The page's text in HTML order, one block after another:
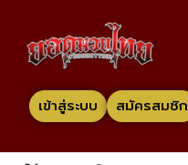
เข้าสู่ระบบ สมัครสมชิก